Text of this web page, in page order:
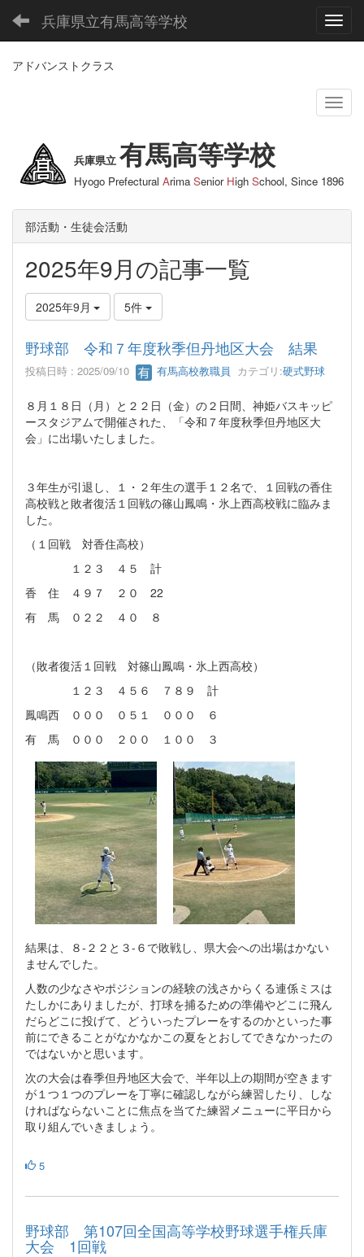
兵庫県立有馬高等学校
アドバンストクラス
兵庫県立 有馬高等学校
Hyogo Prefectural Arima Senior High School, Since 1896
部活動・生徒会活動
2025年9月の記事一覧
2025年9月 5件
野球部 令和７年度秋季但丹地区大会 結果
投稿日時 : 2025/09/10 有馬高校教職員 カテゴリ:硬式野球
８月１８日（月）と２２日（金）の２日間、神姫バスキッピ
ースタジアムで開催された、「令和７年度秋季但丹地区大
会」に出場いたしました。
３年生が引退し、１・２年生の選手１２名で、１回戦の香住
高校戦と敗者復活１回戦の篠山鳳鳴・氷上西高校戦に臨みま
した。
（１回戦 対香住高校）
１２３ ４５ 計
香 住 ４９７ ２０ 22
有 馬 ０２２ ４０ ８
（敗者復活１回戦 対篠山鳳鳴・氷上西高校）
１２３ ４５６ ７８９ 計
鳳鳴西 ０００ ０５１ ０００ ６
有 馬 ０００ ２００ １００ ３
結果は、８-２２と３-６で敗戦し、県大会への出場はかない
ませんでした。
人数の少なさやポジションの経験の浅さからくる連係ミスは
たしかにありましたが、打球を捕るための準備やどこに飛ん
だらどこに投げて、どういったプレーをするのかといった事
前にできることがなかなかこの夏をとおしてできなかったの
ではないかと思います。
次の大会は春季但丹地区大会で、半年以上の期間が空きます
が１つ１つのプレーを丁寧に確認しながら練習したり、しな
ければならないことに焦点を当てた練習メニューに平日から
取り組んでいきましょう。
5
野球部 第107回全国高等学校野球選手権兵庫
大会 1回戦